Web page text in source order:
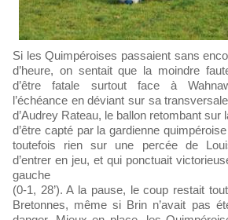
Si les Quimpéroises passaient sans encombre le premier quart
d’heure, on sentait que la moindre
d’être fatale surtout face à
l’échéance en déviant sur sa
d’Audrey Rateau, le ballon retombant sur
d’être capté par la gardienne
toutefois rien sur une percée de
d’entrer en jeu, et qui ponctuait
gauche
(0-1, 28’). A la pause, le coup restait
Bretonnes, même si Brin n’avait pas